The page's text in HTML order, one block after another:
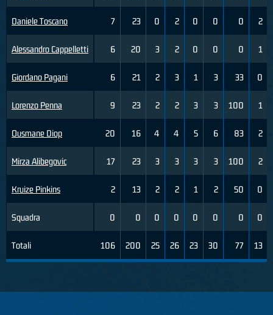
Daniele Toscano
Alessandro Cappelletti
Giordano Pagani
Lorenzo Penna
Ousmane Diop
Mirza Alibegovic
Kruize Pinkins
Squadra
Totali
7 23 0 2 0 0 0 2
6 20 3 2 0 0 0 1
6 21 2 3 1 3 33 0
9 23 2 2 3 3 100 1
20 16 4 4 5 6 83 2
17 23 3 3 3 3 100 2
2 13 2 2 1 2 50 0
0 0 0 0 0 0 0 0
106 200 25 26 23 30 77 13